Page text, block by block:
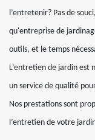
l’entretenir? Pas de
qu'entreprise de
outils, et le temps
L’entretien de jardin est
un service de qualité
Nos prestations sont
l’entretien de votre